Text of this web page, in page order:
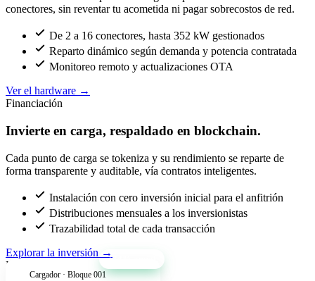
conectores, sin reventar tu acometida ni pagar sobrecostos de red.
De 2 a 16 conectores, hasta 352 kW gestionados
Reparto dinámico según demanda y potencia contratada
Monitoreo remoto y actualizaciones OTA
Ver el hardware →
Financiación
Invierte en carga, respaldado en blockchain.
Cada punto de carga se tokeniza y su rendimiento se reparte de
forma transparente y auditable, vía contratos inteligentes.
Instalación con cero inversión inicial para el anfitrión
Distribuciones mensuales a los inversionistas
Trazabilidad total de cada transacción
Explorar la inversión →
+34% anual
Cargador · Bloque 001
Productos